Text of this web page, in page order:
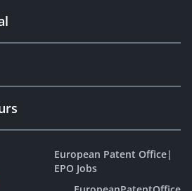
European Patent Office|
EPO Jobs